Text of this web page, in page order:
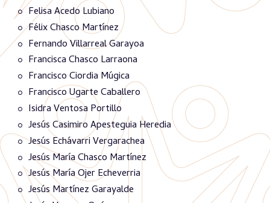
Felisa Acedo Lubiano
Félix Chasco Martínez
Fernando Villarreal Garayoa
Francisca Chasco Larraona
Francisco Ciordia Múgica
Francisco Ugarte Caballero
Isidra Ventosa Portillo
Jesús Casimiro Apesteguia Heredia
Jesús Echávarri Vergarachea
Jesús María Chasco Martínez
Jesús María Ojer Echeverria
Jesús Martínez Garayalde